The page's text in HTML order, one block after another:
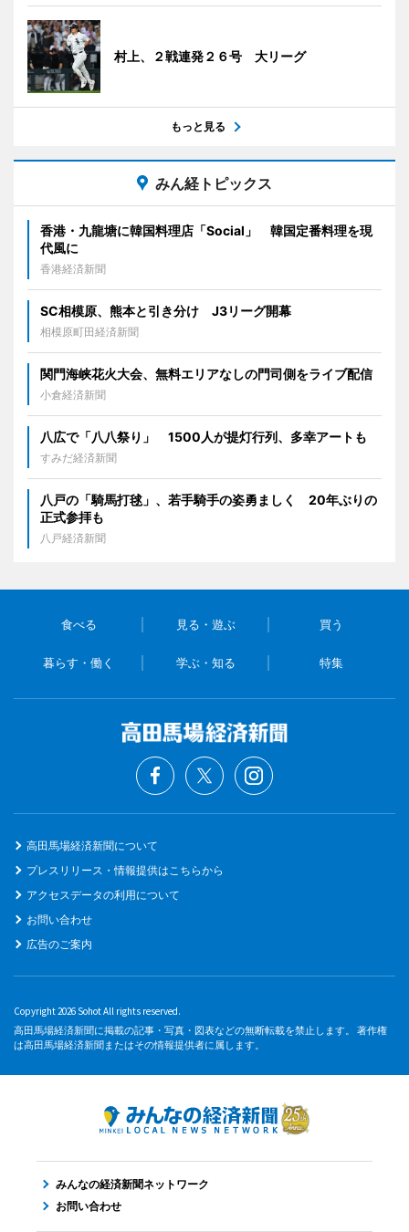
村上、２戦連発２６号 大リーグ
もっと見る
みん経トピックス
香港・九龍塘に韓国料理店「Social」 韓国定番料理を現
代風に
香港経済新聞
SC相模原、熊本と引き分け J3リーグ開幕
相模原町田経済新聞
関門海峡花火大会、無料エリアなしの門司側をライブ配信
小倉経済新聞
八広で「八八祭り」 1500人が提灯行列、多幸アートも
すみだ経済新聞
八戸の「騎馬打毬」、若手騎手の姿勇ましく 20年ぶりの
正式参拝も
八戸経済新聞
食べる 見る・遊ぶ 買う
暮らす・働く 学ぶ・知る 特集
高田馬場経済新聞について
プレスリリース・情報提供はこちらから
アクセスデータの利用について
お問い合わせ
広告のご案内
Copyright 2026 Sohot All rights reserved.
高田馬場経済新聞に掲載の記事・写真・図表などの無断転載を禁止します。 著作権
は高田馬場経済新聞またはその情報提供者に属します。
みんなの経済新聞ネットワーク
お問い合わせ